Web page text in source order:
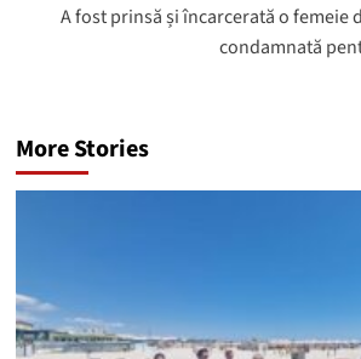
A fost prinsă și încarcerată o femeie
condamnată
More Stories